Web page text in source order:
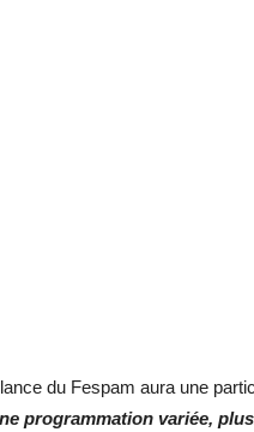
du Fespam aura une
programmation variée,